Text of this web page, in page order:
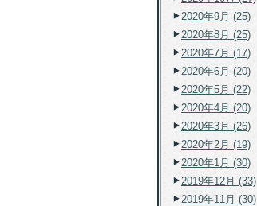
2020年9月 (25)
2020年8月 (25)
2020年7月 (17)
2020年6月 (20)
2020年5月 (22)
2020年4月 (20)
2020年3月 (26)
2020年2月 (19)
2020年1月 (30)
2019年12月 (33)
2019年11月 (30)